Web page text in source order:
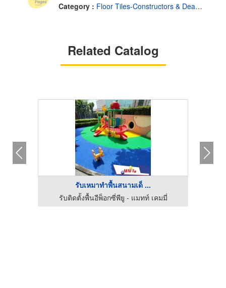
Category : Floor Tiles-Constructors & Dealers
Related Catalog
รับเหมาทำพื้นสนามเด็ ...
รับติดตั้งพื้นอีพ็อกซี่พียู - แมทท์ เคมมี่